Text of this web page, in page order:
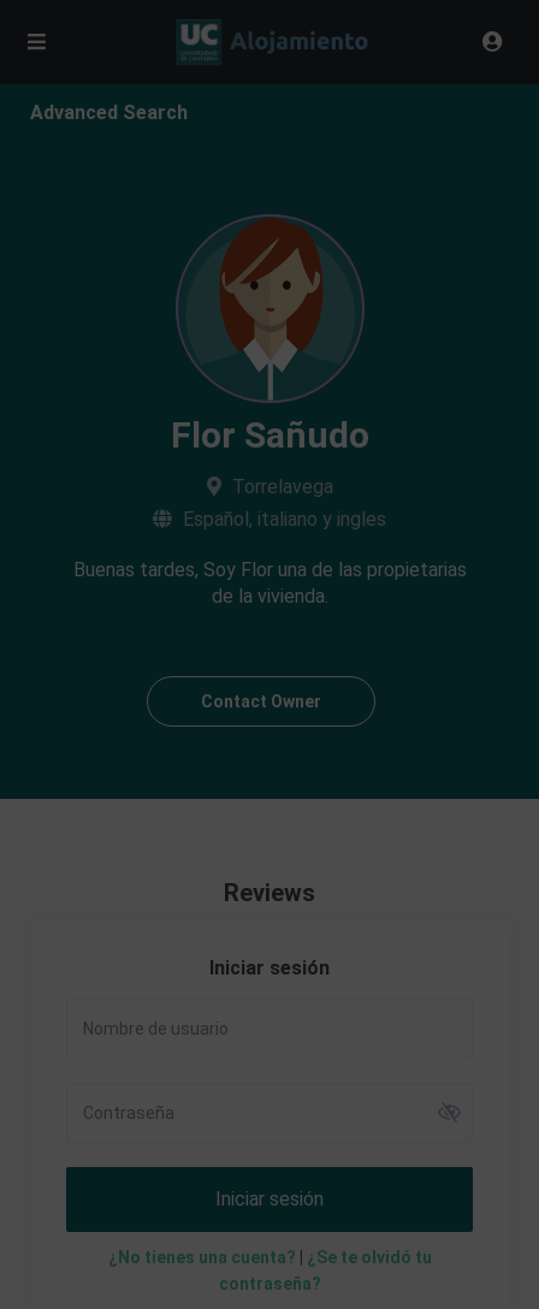
Advanced Search
Flor Sañudo
Torrelavega
Español, italiano y ingles
Buenas tardes, Soy Flor una de las propietarias
de la vivienda.
Contact Owner
Reviews
Iniciar sesión
Iniciar sesión
¿No tienes una cuenta?
¿Se te olvidó tu
contraseña?